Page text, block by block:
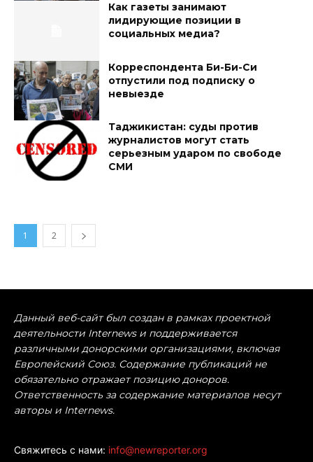
Как газеты занимают
лидирующие позиции в
социальных медиа?
Корреспондента Би-Би-Си
отпустили под подписку о
невыезде
Таджикистан: суды против
журналистов могут стать
серьезным ударом по свободе
СМИ
1 2
Данный веб-сайт был создан в рамках проектной
деятельности Internews и поддерживается
различными донорскими организациями, включая
Европейский Союз. Содержание публикаций не
обязательно отражает позицию доноров.
Ответственность за содержание материалов несут
авторы и Internews.
Свяжитесь с нами: info@newreporter.org